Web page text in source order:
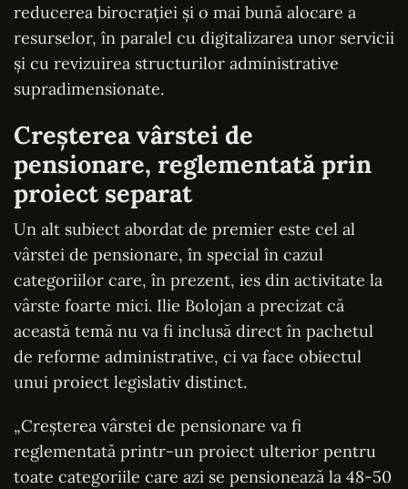
reducerea birocrației și o mai bună alocare a
resurselor, în paralel cu digitalizarea unor servicii
și cu revizuirea structurilor administrative
supradimensionate.
Creșterea vârstei de
pensionare, reglementată prin
proiect separat
Un alt subiect abordat de premier este cel al
vârstei de pensionare, în special în cazul
categoriilor care, în prezent, ies din activitate la
vârste foarte mici. Ilie Bolojan a precizat că
această temă nu va fi inclusă direct în pachetul
de reforme administrative, ci va face obiectul
unui proiect legislativ distinct.
„Creșterea vârstei de pensionare va fi
reglementată printr-un proiect ulterior pentru
toate categoriile care azi se pensionează la 48-50